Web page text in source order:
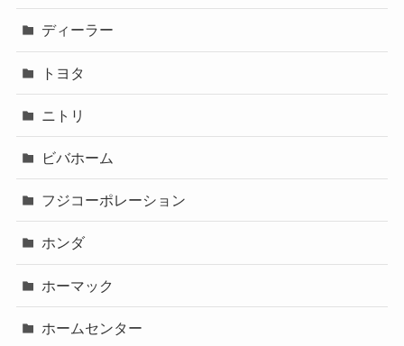
ディーラー
トヨタ
ニトリ
ビバホーム
フジコーポレーション
ホンダ
ホーマック
ホームセンター